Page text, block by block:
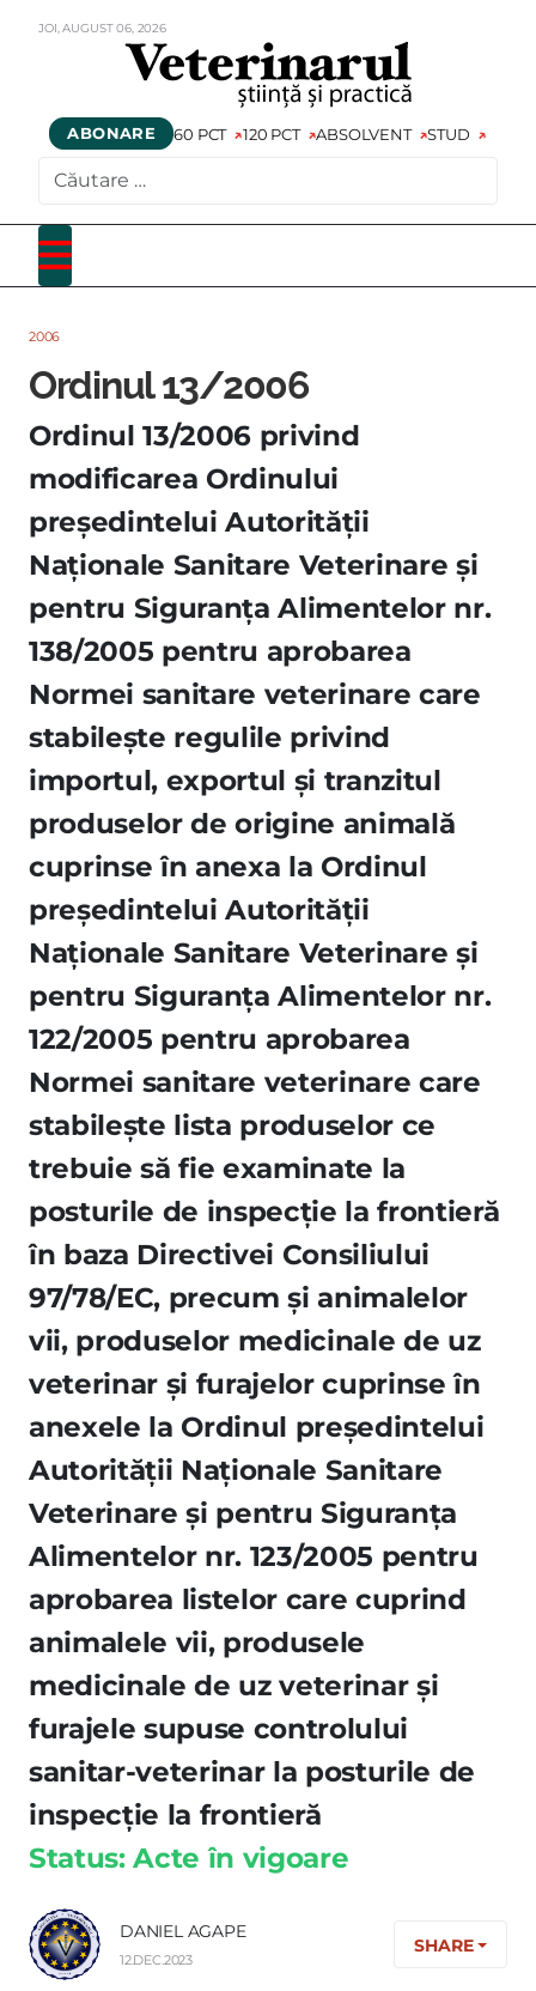
JOI,AUGUST06, 2026
ABONARE 60 PCT 120 PCT ABSOLVENT STUD
2006
Ordinul 13/2006
Ordinul 13/2006 privind
modificarea Ordinului
preşedintelui Autorităţii
Naţionale Sanitare Veterinare şi
pentru Siguranţa Alimentelor nr.
138/2005 pentru aprobarea
Normei sanitare veterinare care
stabileşte regulile privind
importul, exportul şi tranzitul
produselor de origine animală
cuprinse în anexa la Ordinul
preşedintelui Autorităţii
Naţionale Sanitare Veterinare şi
pentru Siguranţa Alimentelor nr.
122/2005 pentru aprobarea
Normei sanitare veterinare care
stabileşte lista produselor ce
trebuie să fie examinate la
posturile de inspecţie la frontieră
în baza Directivei Consiliului
97/78/EC, precum şi animalelor
vii, produselor medicinale de uz
veterinar şi furajelor cuprinse în
anexele la Ordinul preşedintelui
Autorităţii Naţionale Sanitare
Veterinare şi pentru Siguranţa
Alimentelor nr. 123/2005 pentru
aprobarea listelor care cuprind
animalele vii, produsele
medicinale de uz veterinar şi
furajele supuse controlului
sanitar-veterinar la posturile de
inspecţie la frontieră
Status: Acte în vigoare
DANIEL AGAPE
12.DEC.2023
SHARE